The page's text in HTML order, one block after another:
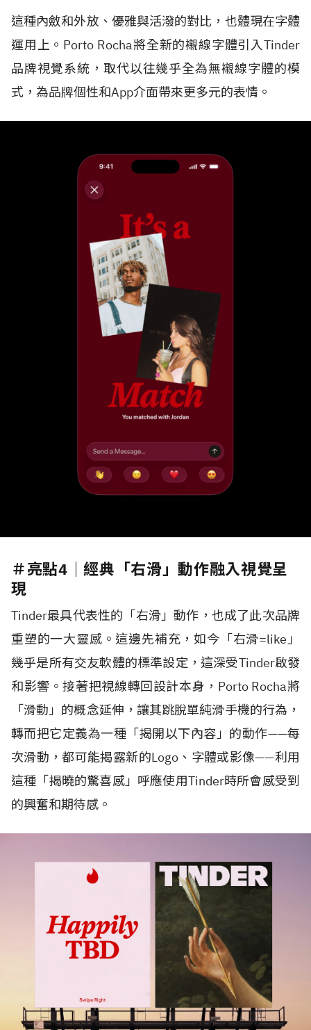
這種內斂和外放、優雅與活潑的對比，也體現在字體
運用上。Porto Rocha將全新的襯線字體引入Tinder
品牌視覺系統，取代以往幾乎全為無襯線字體的模
式，為品牌個性和App介面帶來更多元的表情。
＃亮點4｜經典「右滑」動作融入視覺呈
現
Tinder最具代表性的「右滑」動作，也成了此次品牌
重塑的一大靈感。這邊先補充，如今「右滑=like」
幾乎是所有交友軟體的標準設定，這深受Tinder啟發
和影響。接著把視線轉回設計本身，Porto Rocha將
「滑動」的概念延伸，讓其跳脫單純滑手機的行為，
轉而把它定義為一種「揭開以下內容」的動作——每
次滑動，都可能揭露新的Logo、字體或影像——利用
這種「揭曉的驚喜感」呼應使用Tinder時所會感受到
的興奮和期待感。